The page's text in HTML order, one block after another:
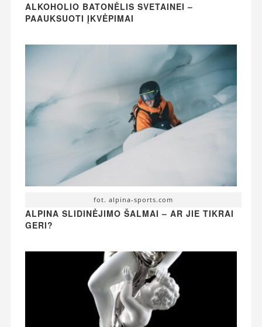
ALKOHOLIO BATONĖLIS SVETAINEI –
PAAUKSUOTI ĮKVĖPIMAI
fot. alpina-sports.com
ALPINA SLIDINĖJIMO ŠALMAI – AR JIE TIKRAI
GERI?